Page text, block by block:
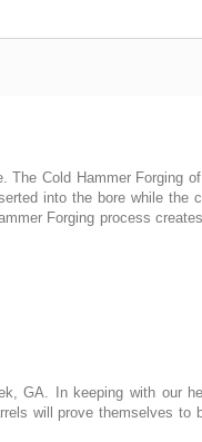
Cold Hammer Forging
into the bore while the
Forging process
GA. In keeping with our
will prove themselves to